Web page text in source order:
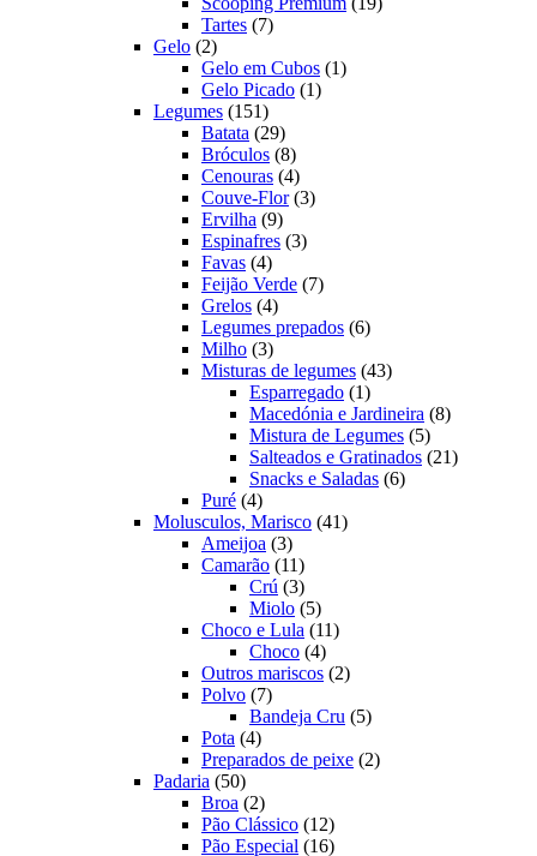
Tartes 77
Gelo 22
produtos
Gelo em Cubos 11
Gelo Picado 11
Legumes 151151
produtos
Batata 2929
produtos
Bróculos 88
produtos
Cenouras 44
produtos
Couve-Flor 33
Ervilha 99
produtos
Espinafres 33
Favas 44
produtos
Feijão Verde 77
Grelos 44
produtos
Legumes prepados 66
Milho 33
produtos
Misturas de legumes 4343
Esparregado 11
produto
Macedónia e Jardineira 88
Mistura de Legumes 55
produtos
Salteados e Gratinados 2121
Snacks e Saladas 66
Puré 44
produtos
Molusculos, Marisco 4141
Ameijoa 33
produtos
Camarão 1111
produtos
Crú 33
produtos
Miolo 55
produtos
Choco e Lula 1111
Choco 44
produtos
Outros mariscos 22
Polvo 77
produtos
Bandeja Cru 55
Pota 44
produtos
Preparados de peixe 22
Padaria 5050
produtos
Broa 22
produtos
Pão Clássico 1212
produtos
Pão Especial 1616